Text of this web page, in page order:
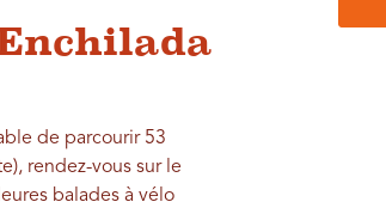
de parcourir 53
rendez-vous sur le
balades à vélo